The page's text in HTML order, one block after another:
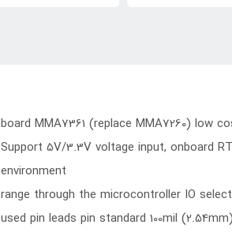
board MMA7361 (replace MMA7260) low
Support 5V/3.3V voltage input, onboard
environment
range through the microcontroller IO
used pin leads pin standard 100mil